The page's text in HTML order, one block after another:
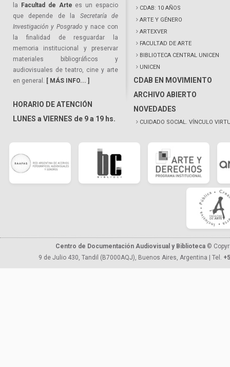
la
Facultad de Arte es un espacio
que depende de la Secretaría de
Investigación y Posgrado y nace con
la finalidad de resguardar la
memoria institucional y preservar
materiales bibliográficos y
audiovisuales de teatro, cine y arte
en general. [ MÁS INFO... ]
HORARIO DE ATENCIÓN
LUNES a VIERNES de 9 a 19 hs.
CDAB: 10 AÑOS
ARTE Y GÉNERO
ARTEXVER
FACULTAD DE ARTE
BIBLIOTECA CENTRAL UNICEN
UNICEN
CDAB EN MOVIMIENTO
ARCHIVO ABIERTO
NOVEDADES
CUIDADO SOCIAL. VÍNCULO
Centro de Documentación Audiovisual y Biblioteca ©
9 de Julio 430, Tandil (B7000AQJ), Buenos Aires, Argentina | Tel.